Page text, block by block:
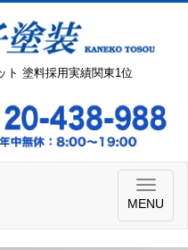
ト 塗料採用実績関東1位
MENU